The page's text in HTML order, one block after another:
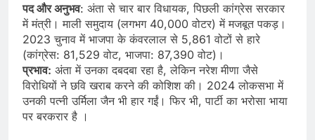
पद और अनुभव: अंता से चार बार विधायक, पिछली कांग्रेस सरकार
में मंत्री। माली समुदाय (लगभग 40,000 वोटर) में मजबूत पकड़।
2023 चुनाव में भाजपा के कंवरलाल से 5,861 वोटों से हारे
(कांग्रेस: 81,529 वोट, भाजपा: 87,390 वोट)।
प्रभाव: अंता में उनका दबदबा रहा है, लेकिन नरेश मीणा जैसे
विरोधियों ने छवि खराब करने की कोशिश की। 2024 लोकसभा में
उनकी पत्नी उर्मिला जैन भी हार गईं। फिर भी, पार्टी का भरोसा भाया
पर बरकरार है ।